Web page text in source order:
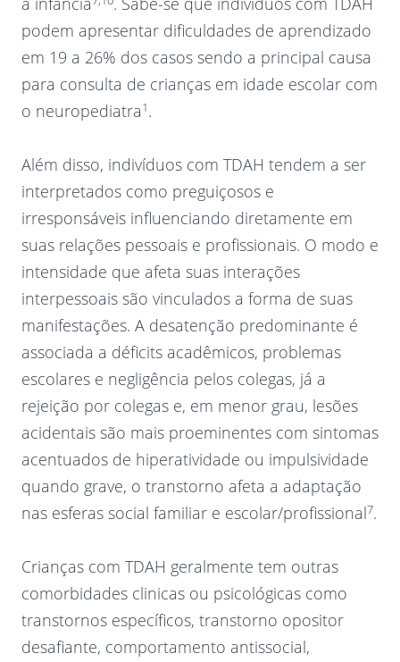
podem apresentar dificuldades de aprendizado
em 19 a 26% dos casos sendo a principal causa
para consulta de crianças em idade escolar com
o neuropediatra1.
Além disso, indivíduos com TDAH tendem a ser
interpretados como preguiçosos e
irresponsáveis influenciando diretamente em
suas relações pessoais e profissionais. O modo e
intensidade que afeta suas interações
interpessoais são vinculados a forma de suas
manifestações. A desatenção predominante é
associada a déficits acadêmicos, problemas
escolares e negligência pelos colegas, já a
rejeição por colegas e, em menor grau, lesões
acidentais são mais proeminentes com sintomas
acentuados de hiperatividade ou impulsividade
quando grave, o transtorno afeta a adaptação
nas esferas social familiar e escolar/profissional7.
Crianças com TDAH geralmente tem outras
comorbidades clinicas ou psicológicas como
transtornos específicos, transtorno opositor
desafiante, comportamento antissocial,